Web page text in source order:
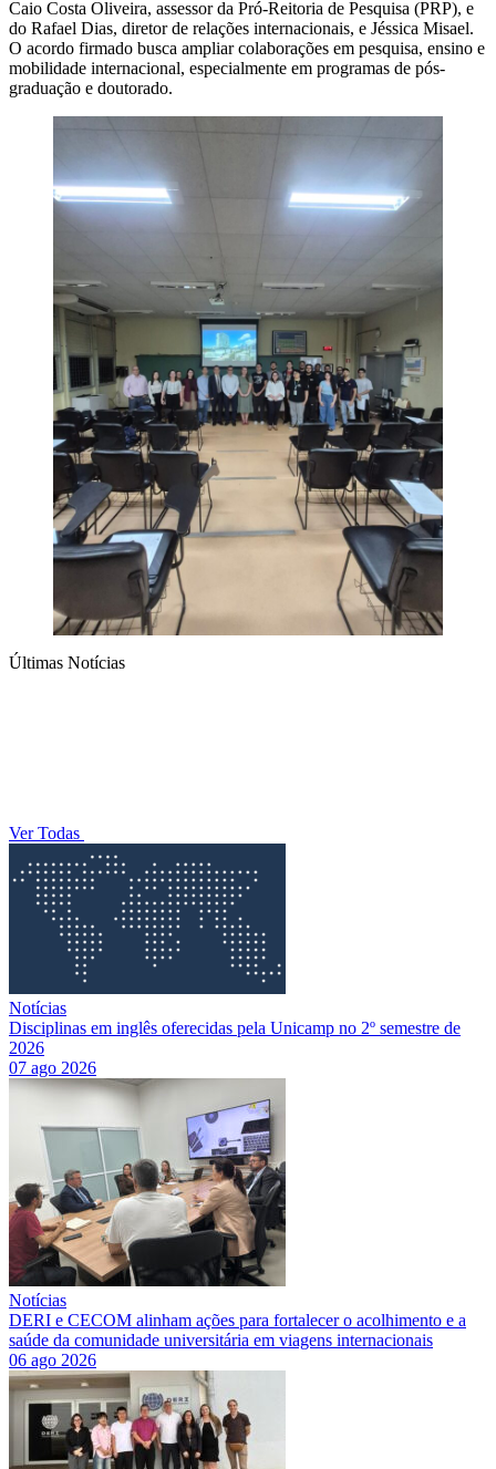
Caio Costa Oliveira, assessor da Pró-Reitoria de Pesquisa (PRP), e
do Rafael Dias, diretor de relações internacionais, e Jéssica Misael.
O acordo firmado busca ampliar colaborações em pesquisa, ensino e
mobilidade internacional, especialmente em programas de pós-
graduação e doutorado.
Últimas Notícias
Ver Todas
Notícias
Disciplinas em inglês oferecidas pela Unicamp no 2º semestre de
2026
07 ago 2026
Notícias
DERI e CECOM alinham ações para fortalecer o acolhimento e a
saúde da comunidade universitária em viagens internacionais
06 ago 2026